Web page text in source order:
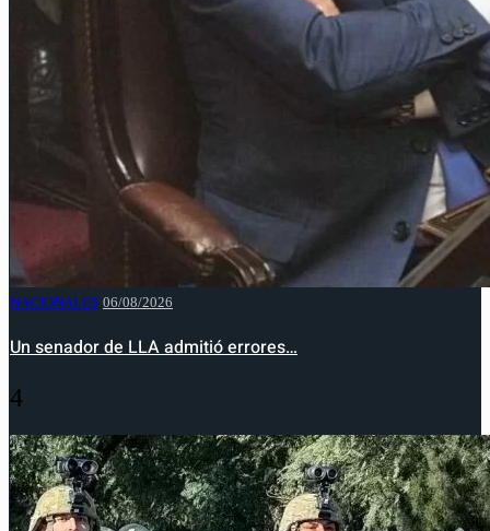
NACIONALES 06/08/2026
Un senador de LLA admitió errores…
4